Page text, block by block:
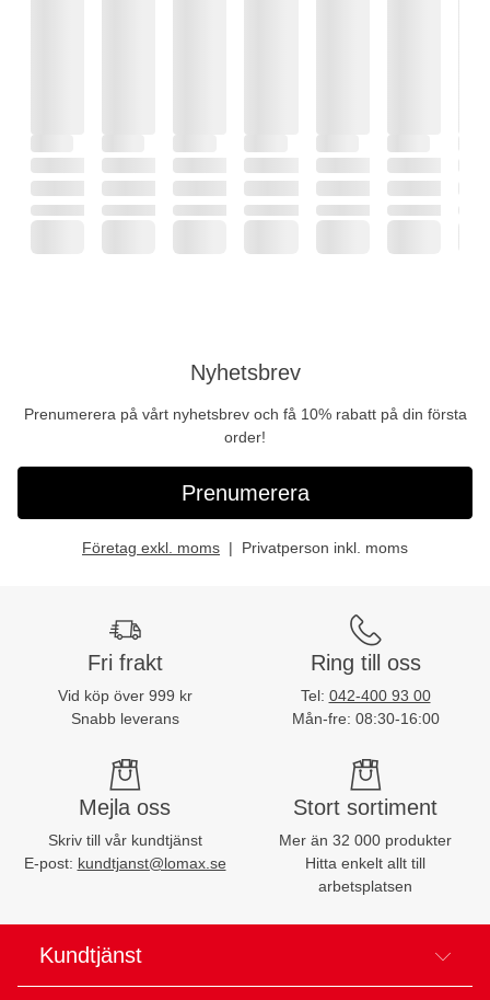
Nyhetsbrev
Prenumerera på vårt nyhetsbrev och få 10% rabatt på din första
order!
Prenumerera
Företag exkl. moms Privatperson inkl. moms
Fri frakt
Vid köp över 999 kr
Snabb leverans
Ring till oss
Tel: 042-400 93 00
Mån-fre: 08:30-16:00
Mejla oss
Skriv till vår kundtjänst
E-post: kundtjanst@lomax.se
Stort sortiment
Mer än 32 000 produkter
Hitta enkelt allt till
arbetsplatsen
Kundtjänst